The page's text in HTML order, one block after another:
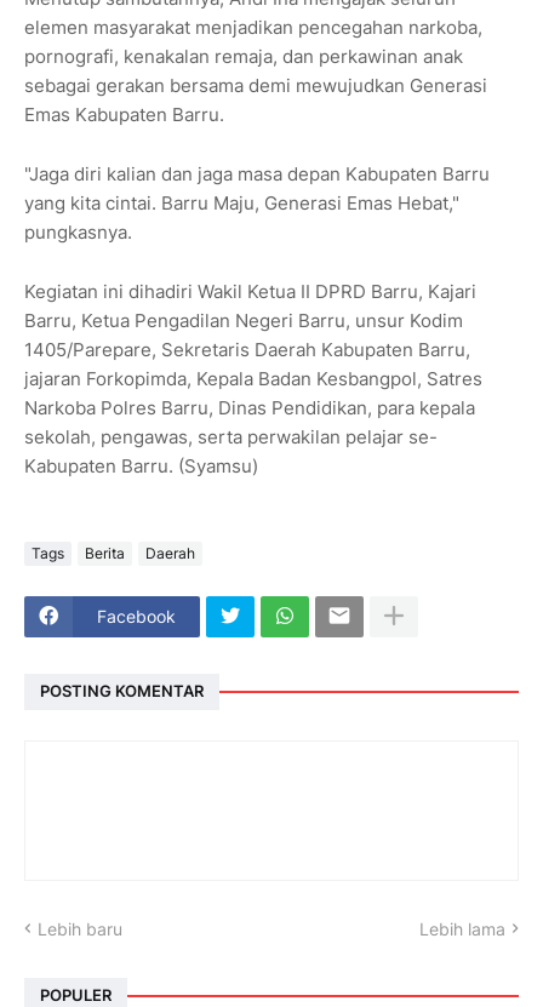
elemen masyarakat menjadikan pencegahan narkoba,
pornografi, kenakalan remaja, dan perkawinan anak
sebagai gerakan bersama demi mewujudkan Generasi
Emas Kabupaten Barru.
"Jaga diri kalian dan jaga masa depan Kabupaten Barru
yang kita cintai. Barru Maju, Generasi Emas Hebat,"
pungkasnya.
Kegiatan ini dihadiri Wakil Ketua II DPRD Barru, Kajari
Barru, Ketua Pengadilan Negeri Barru, unsur Kodim
1405/Parepare, Sekretaris Daerah Kabupaten Barru,
jajaran Forkopimda, Kepala Badan Kesbangpol, Satres
Narkoba Polres Barru, Dinas Pendidikan, para kepala
sekolah, pengawas, serta perwakilan pelajar se-
Kabupaten Barru. (Syamsu)
Tags Berita Daerah
Facebook
POSTING KOMENTAR
Lebih baru Lebih lama
POPULER